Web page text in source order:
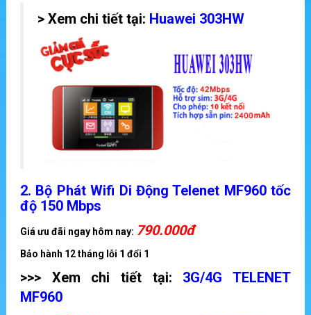
> Xem chi tiết tại: Huawei 303HW
2. Bộ Phát Wifi Di Động Telenet MF960 tốc
độ 150 Mbps
Giá ưu đãi ngay hôm nay: 790.000đ
Bảo hành 12 tháng lỗi 1 đổi 1
>>> Xem chi tiết tại:
3G/4G TELENET
MF960